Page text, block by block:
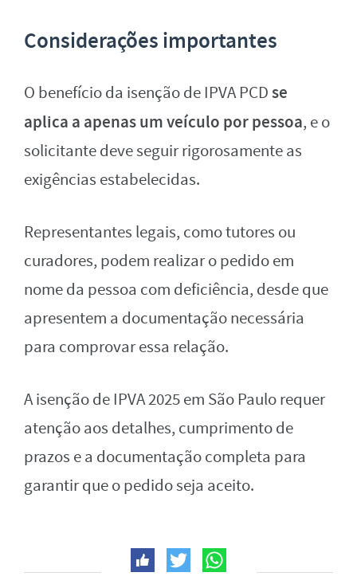
Considerações importantes
O benefício da isenção de IPVA PCDse
aplica a apenas um veículo por pessoa, e o
solicitante deve seguir rigorosamente as
exigências estabelecidas.
Representantes legais, como tutores ou
curadores, podem realizar o pedido em
nome da pessoa com deficiência, desde que
apresentem a documentação necessária
para comprovar essa relação.
A isenção de IPVA 2025 em São Paulo requer
atenção aos detalhes, cumprimento de
prazos e a documentação completa para
garantir que o pedido seja aceito.